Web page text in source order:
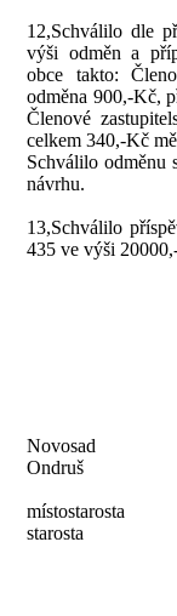
12,Schválilo dle
výši odměn a
obce takto:
odměna 900,-Kč,
Členové
celkem 340,-Kč
Schválilo odměnu
návrhu.
13,Schválilo
435 ve výši
Novosad
Ondruš
místostarosta
starosta